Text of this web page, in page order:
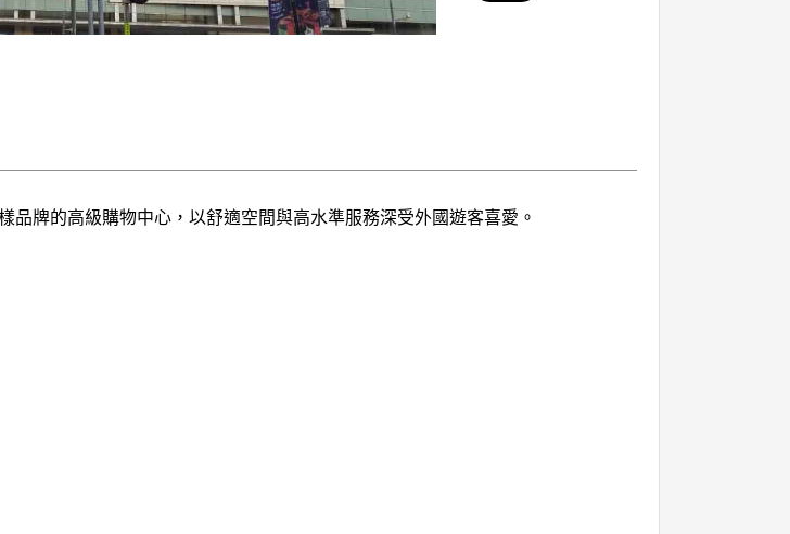
牌的高級購物中心，以舒適空間與高水準服務深受外國遊客喜愛。